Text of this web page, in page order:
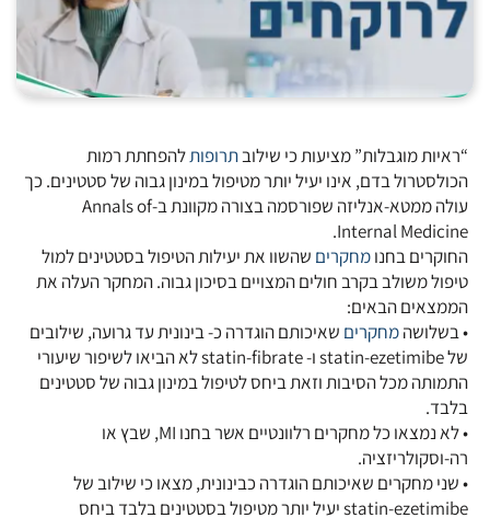
“ראיות מוגבלות” מציעות כי שילובתרופותלהפחתת רמות
הכולסטרול בדם, אינו יעיל יותר מטיפול במינון גבוה של סטטינים. כך
עולה ממטא-אנליזה שפורסמה בצורה מקוונת ב-Annals of
Internal Medicine.
החוקרים בחנומחקרים שהשוו את יעילות הטיפול בסטטינים למול
טיפול משולב בקרב חולים המצויים בסיכון גבוה. המחקר העלה את
הממצאים הבאים:
• בשלושהמחקרים שאיכותם הוגדרה כ- בינונית עד גרועה, שילובים
של statin-ezetimibe ו- statin-fibrate לא הביאו לשיפור שיעורי
התמותה מכל הסיבות וזאת ביחס לטיפול במינון גבוה של סטטינים
בלבד.
• לא נמצאו כל מחקרים רלוונטיים אשר בחנו MI, שבץ או
רה-וסקולריזציה.
• שני מחקרים שאיכותם הוגדרה כבינונית, מצאו כי שילוב של
statin-ezetimibe יעיל יותר מטיפול בסטטינים בלבד ביחס